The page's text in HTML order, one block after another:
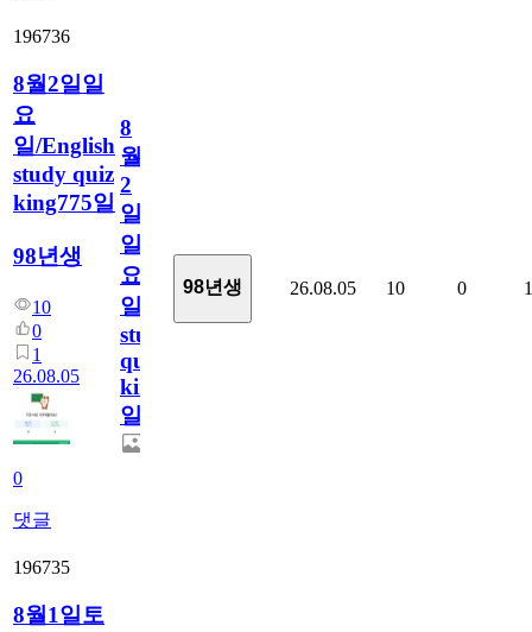
196736
8월2일일
요
일/English
study quiz
king775일
98년생
10
0
1
26.08.05
0
댓글
8
월
2
일
일
요
일/English
study
quiz
king775
일
98년생 26.08.05 10 0 1
196735
8월1일토